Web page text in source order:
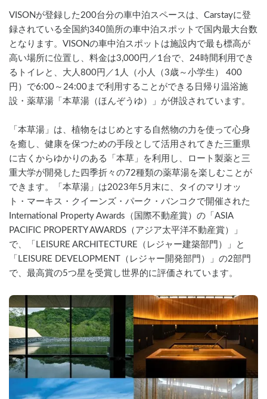
VISONが登録した200台分の車中泊スペースは、Carstayに登
録されている全国約340箇所の車中泊スポットで国内最大台数
となります。VISONの車中泊スポットは施設内で最も標高が
高い場所に位置し、料金は3,000円／1台で、24時間利用でき
るトイレと、大人800円／1人（小人（3歳～小学生） 400
円）で6:00～24:00まで利用することができる日帰り温浴施
設・薬草湯「本草湯（ほんぞうゆ）」が併設されています。
「本草湯」は、植物をはじめとする自然物の力を使って心身
を癒し、健康を保つための手段として活用されてきた三重県
に古くからゆかりのある「本草」を利用し、ロート製薬と三
重大学が開発した四季折々の72種類の薬草湯を楽しむことが
できます。「本草湯」は2023年5月末に、タイのマリオッ
ト・マーキス・クイーンズ・パーク・バンコクで開催された
International Property Awards（国際不動産賞）の「ASIA
PACIFIC PROPERTY AWARDS（アジア太平洋不動産賞）」
で、「LEISURE ARCHITECTURE（レジャー建築部門）」と
「LEISURE DEVELOPMENT（レジャー開発部門）」の2部門
で、最高賞の5つ星を受賞し世界的に評価されています。